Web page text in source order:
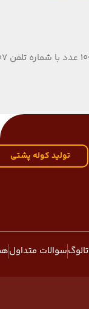
تولید کوله پشتی
سوالات متداول